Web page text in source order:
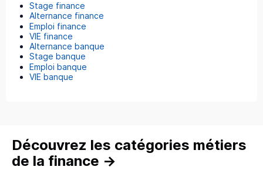
Stage finance
Alternance finance
Emploi finance
VIE finance
Alternance banque
Stage banque
Emploi banque
VIE banque
Découvrez les catégories métiers
de la finance →